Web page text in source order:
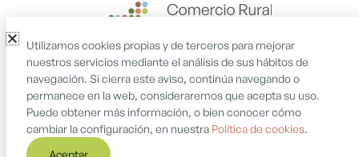
Utilizamos cookies propias y de terceros para mejorar
nuestros servicios mediante el análisis de sus hábitos de
navegación. Si cierra este aviso, continúa navegando o
permanece en la web, consideraremos que acepta su uso.
Puede obtener más información, o bien conocer cómo
cambiar la configuración, en nuestra Política de cookies.
Aceptar